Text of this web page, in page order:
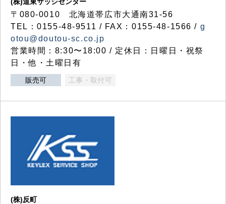
〒080-0010 北海道帯広市大通南31-56
TEL：0155-48-9511 / FAX：0155-48-1566 / g
otou@doutou-sc.co.jp
営業時間：8:30〜18:00 / 定休日：日曜日・祝祭
日・他・土曜日有
販売可 工事・取付可
(株)反町